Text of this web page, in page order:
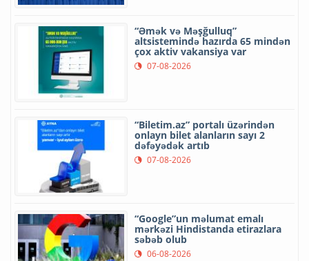
“Əmək və Məşğulluq”
altsistemində hazırda 65 mindən
çox aktiv vakansiya var
07-08-2026
“Biletim.az” portalı üzərindən
onlayn bilet alanların sayı 2
dəfəyədək artıb
07-08-2026
“Google”un məlumat emalı
mərkəzi Hindistanda etirazlara
səbəb olub
06-08-2026